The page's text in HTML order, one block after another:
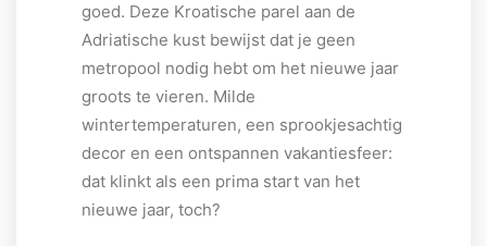
goed. Deze Kroatische parel aan de
Adriatische kust bewijst dat je geen
metropool nodig hebt om het nieuwe jaar
groots te vieren. Milde
wintertemperaturen, een sprookjesachtig
decor en een ontspannen vakantiesfeer:
dat klinkt als een prima start van het
nieuwe jaar, toch?